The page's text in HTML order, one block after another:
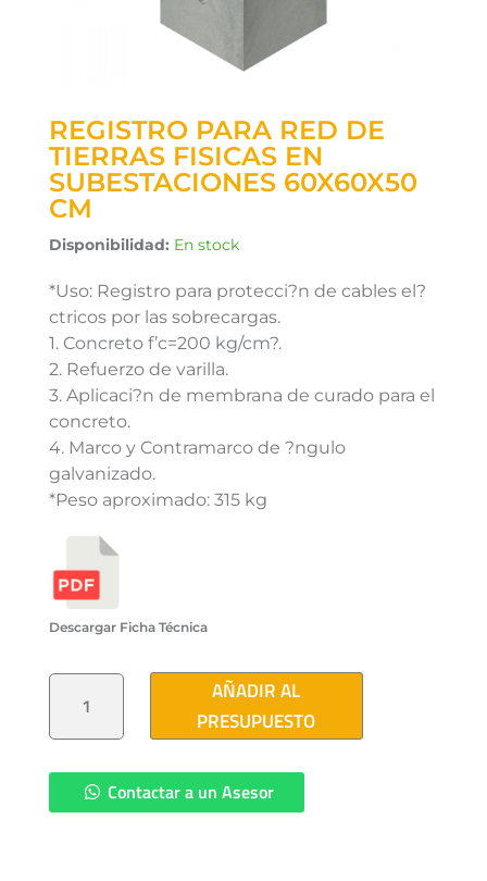
REGISTRO PARA RED DE
TIERRAS FISICAS EN
SUBESTACIONES 60X60X50
CM
Disponibilidad: En stock
*Uso: Registro para protecci?n de cables el?
ctricos por las sobrecargas.
1. Concreto f’c=200 kg/cm?.
2. Refuerzo de varilla.
3. Aplicaci?n de membrana de curado para el
concreto.
4. Marco y Contramarco de ?ngulo
galvanizado.
*Peso aproximado: 315 kg
Descargar Ficha Técnica
REGISTRO
TIERRAS
EN
SUBESTACIONES
60X60X50
CM
AÑADIR AL
PRESUPUESTO
Contactar a un Asesor